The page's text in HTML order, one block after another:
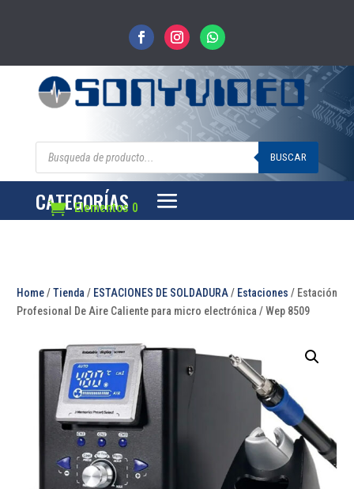
Búsqueda
BUSCAR
Elementos 0
CATEGORÍAS
Home/Tienda / ESTACIONES DE SOLDADURA/ Estaciones / Estación
Profesional De Aire Caliente para micro electrónica / Wep 8509